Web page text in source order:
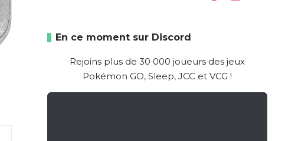
En ce moment sur Discord
Rejoins plus de 30 000 joueurs des jeux
Pokémon GO, Sleep, JCC et VCG !